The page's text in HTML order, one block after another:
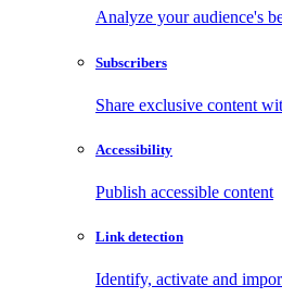
Analyze your audience's
Subscribers
Share exclusive content
Accessibility
Publish accessible content
Link detection
Identify, activate and